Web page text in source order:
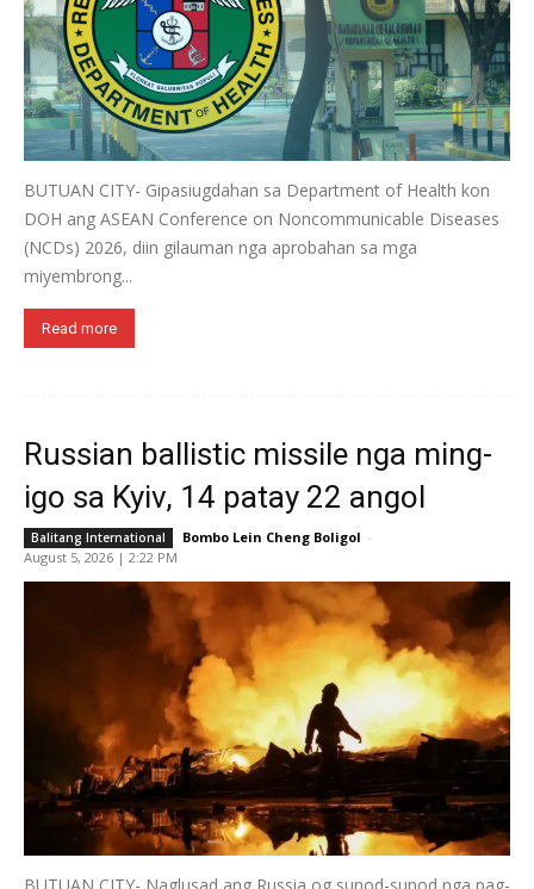
BUTUAN CITY- Gipasiugdahan sa Department of Health kon
DOH ang ASEAN Conference on Noncommunicable Diseases
(NCDs) 2026, diin gilauman nga aprobahan sa mga
miyembrong...
Read more
Russian ballistic missile nga ming-
igo sa Kyiv, 14 patay 22 angol
Balitang International Bombo Lein Cheng Boligol -
August 5, 2026 | 2:22 PM